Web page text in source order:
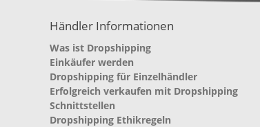
Händler Informationen
Was ist Dropshipping
Einkäufer werden
Dropshipping für Einzelhändler
Erfolgreich verkaufen mit Dropshipping
Schnittstellen
Dropshipping Ethikregeln